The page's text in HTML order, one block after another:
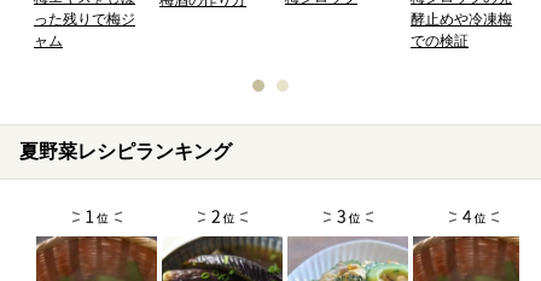
った残りで梅ジ
ャム
酵止めや冷凍梅
での検証
夏野菜レシピランキング